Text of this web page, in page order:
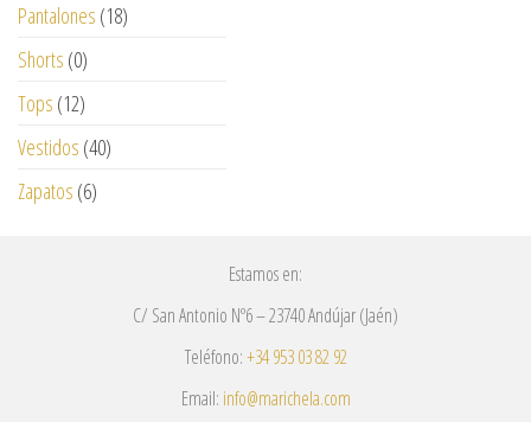
Pantalones (18)
Shorts (0)
Tops (12)
Vestidos (40)
Zapatos (6)
Estamos en:
C/ San Antonio Nº6 – 23740 Andújar (Jaén)
Teléfono:+34 953 03 82 92
Email: info@marichela.com